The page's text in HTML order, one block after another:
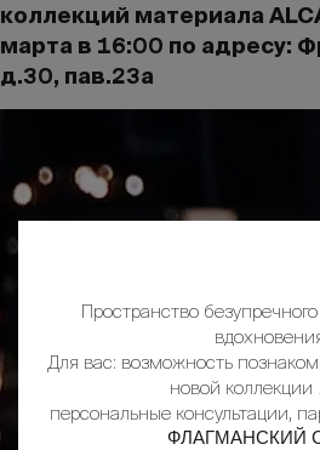
коллекций материала
марта в 16:00 по адресу:
д.30, пав.23а
Пространство
Для вас: возможность
новой
персональные консультации,
ФЛАГМАНСКИЙ